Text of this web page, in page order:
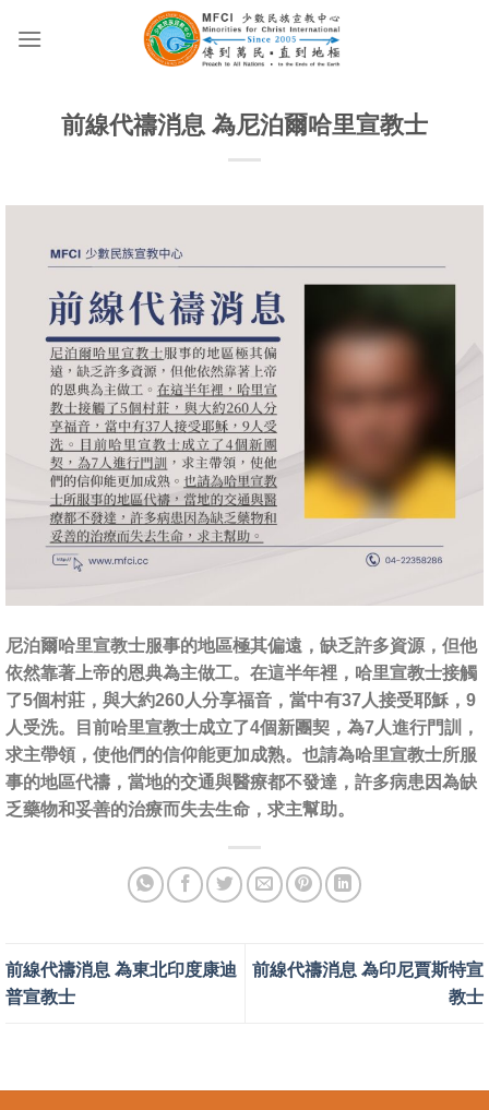
前線代禱消息 為尼泊爾哈里宣教士
尼泊爾哈里宣教士服事的地區極其偏遠，缺乏許多資源，但他
依然靠著上帝的恩典為主做工。在這半年裡，哈里宣教士接觸
了5個村莊，與大約260人分享福音，當中有37人接受耶穌，9
人受洗。目前哈里宣教士成立了4個新團契，為7人進行門訓，
求主帶領，使他們的信仰能更加成熟。也請為哈里宣教士所服
事的地區代禱，當地的交通與醫療都不發達，許多病患因為缺
乏藥物和妥善的治療而失去生命，求主幫助。
前線代禱消息 為東北印度康迪
普宣教士
前線代禱消息 為印尼賈斯特宣
教士